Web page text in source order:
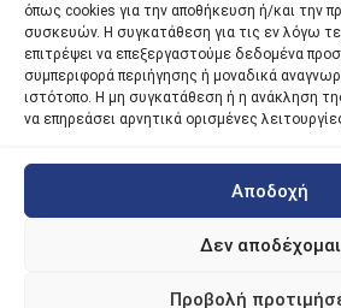
όπως cookies για την αποθήκευση ή/και την
συσκευών. Η συγκατάθεση για τις εν λόγω
επιτρέψει να επεξεργαστούμε δεδομένα
συμπεριφορά περιήγησης ή μοναδικά
ιστότοπο. Η μη συγκατάθεση ή η ανάκληση
να επηρεάσει αρνητικά ορισμένες
Αποδοχή
Δεν αποδέχομαι
Προβολή
IKY – Transparency
Sitemap
| iky.gr | All Rights Reserved
Designed and Developed by ACM Digital